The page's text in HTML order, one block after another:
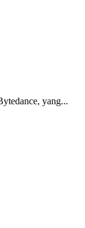
yang...